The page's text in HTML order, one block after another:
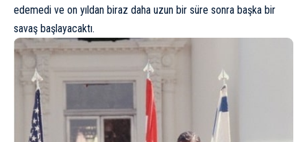
edemedi ve on yıldan biraz daha uzun bir süre sonra başka bir
savaş başlayacaktı.